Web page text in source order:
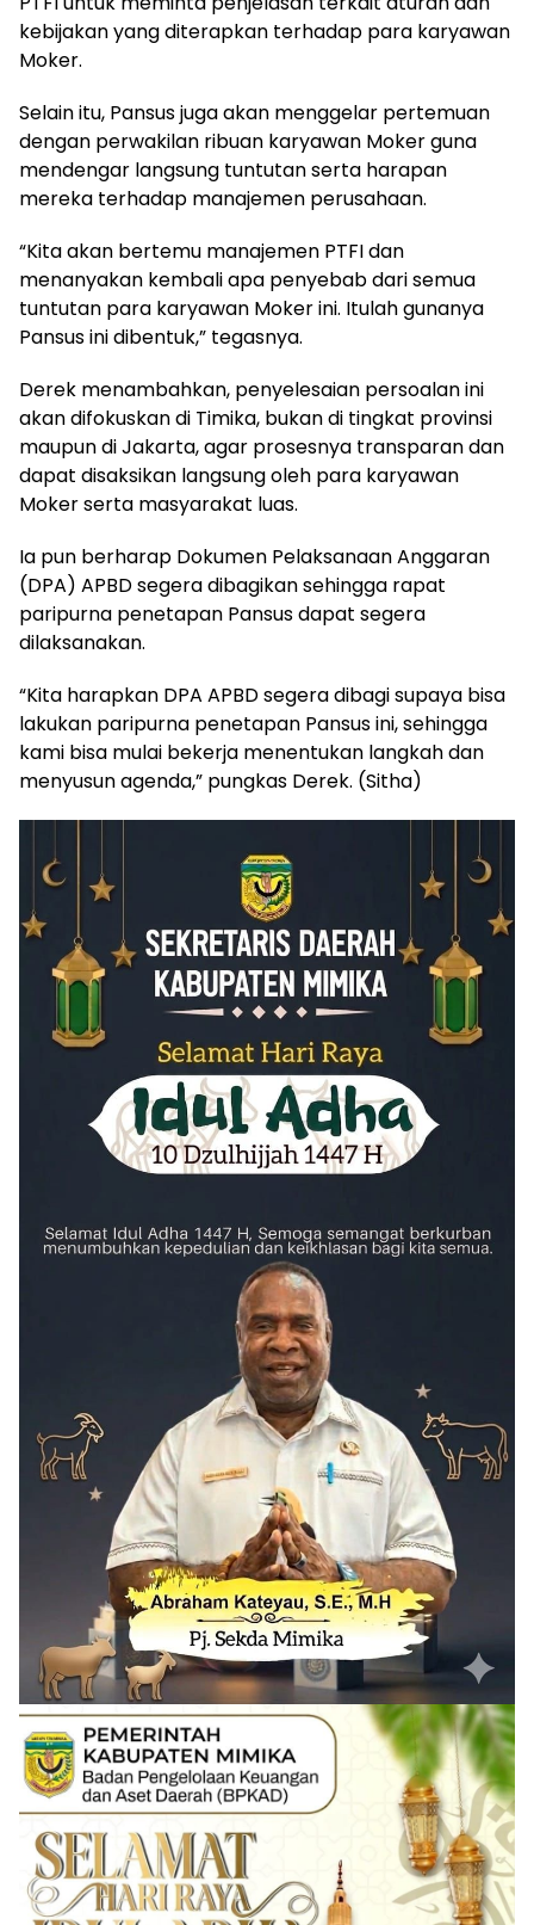
kebijakan yang diterapkan terhadap para karyawan
Moker.
Selain itu, Pansus juga akan menggelar pertemuan
dengan perwakilan ribuan karyawan Moker guna
mendengar langsung tuntutan serta harapan
mereka terhadap manajemen perusahaan.
“Kita akan bertemu manajemen PTFI dan
menanyakan kembali apa penyebab dari semua
tuntutan para karyawan Moker ini. Itulah gunanya
Pansus ini dibentuk,” tegasnya.
Derek menambahkan, penyelesaian persoalan ini
akan difokuskan di Timika, bukan di tingkat provinsi
maupun di Jakarta, agar prosesnya transparan dan
dapat disaksikan langsung oleh para karyawan
Moker serta masyarakat luas.
Ia pun berharap Dokumen Pelaksanaan Anggaran
(DPA) APBD segera dibagikan sehingga rapat
paripurna penetapan Pansus dapat segera
dilaksanakan.
“Kita harapkan DPA APBD segera dibagi supaya bisa
lakukan paripurna penetapan Pansus ini, sehingga
kami bisa mulai bekerja menentukan langkah dan
menyusun agenda,” pungkas Derek. (Sitha)